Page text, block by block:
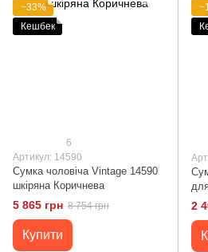
−33%
Кешбек
6
Артикул: 14590
Сумка чоловіча Vintage 14590
шкіряна Коричнева
5 865 грн 8 754 грн
Купити
2